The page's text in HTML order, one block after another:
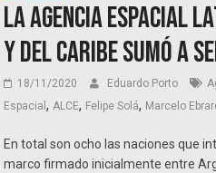
La Agencia Espacial
y del Caribe sumó a
18/11/2020 Eduardo Porto
Espacial, ALCE, Felipe Solá, Marcelo
En total son ocho las naciones que
marco firmado inicialmente entre